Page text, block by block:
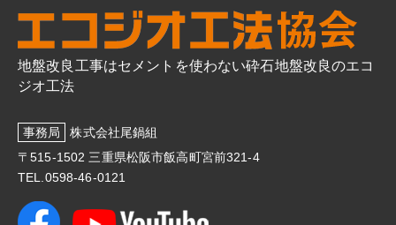
地盤改良工事はセメントを使わない砕石地盤改良のエコ
ジオ工法
事務局
株式会社尾鍋組
〒515-1502 三重県松阪市飯高町宮前321-4
TEL.0598-46-0121